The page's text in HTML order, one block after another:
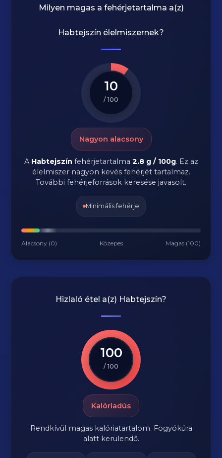
Milyen magas a fehérjetartalma a(z)
Habtejszín élelmiszernek?
10
/ 100
Nagyon alacsony
A Habtejszín fehérjetartalma 2.8 g / 100g. Ez az
élelmiszer nagyon kevés fehérjét tartalmaz.
További fehérjeforrások keresése javasolt.
Minimális fehérje
Alacsony (0) Közepes Magas (100)
Hizlaló étel a(z) Habtejszín?
100
/ 100
Kalóriadús
Rendkívül magas kalóriatartalom. Fogyókúra
alatt kerülendő.